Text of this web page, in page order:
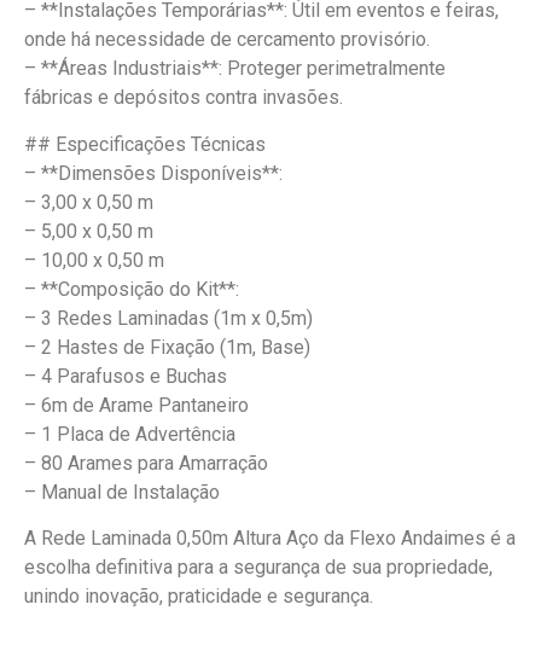
– **Instalações Temporárias**: Útil em eventos e feiras,
onde há necessidade de cercamento provisório.
– **Áreas Industriais**: Proteger perimetralmente
fábricas e depósitos contra invasões.
## Especificações Técnicas
– **Dimensões Disponíveis**:
– 3,00 x 0,50 m
– 5,00 x 0,50 m
– 10,00 x 0,50 m
– **Composição do Kit**:
– 3 Redes Laminadas (1m x 0,5m)
– 2 Hastes de Fixação (1m, Base)
– 4 Parafusos e Buchas
– 6m de Arame Pantaneiro
– 1 Placa de Advertência
– 80 Arames para Amarração
– Manual de Instalação
A Rede Laminada 0,50m Altura Aço da Flexo Andaimes é a
escolha definitiva para a segurança de sua propriedade,
unindo inovação, praticidade e segurança.